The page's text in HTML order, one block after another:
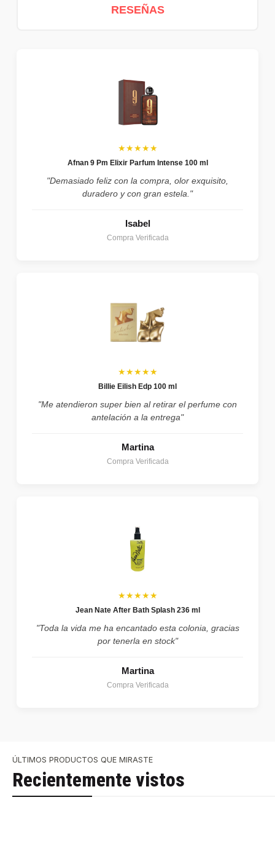
RESEÑAS
★★★★★
Afnan 9 Pm Elixir Parfum Intense 100 ml
"Demasiado feliz con la compra, olor exquisito,
duradero y con gran estela."
Isabel
Compra Verificada
★★★★★
Billie Eilish Edp 100 ml
"Me atendieron super bien al retirar el perfume con
antelación a la entrega"
Martina
Compra Verificada
★★★★★
Jean Nate After Bath Splash 236 ml
"Toda la vida me ha encantado esta colonia, gracias
por tenerla en stock"
Martina
Compra Verificada
ÚLTIMOS PRODUCTOS QUE MIRASTE
Recientemente vistos